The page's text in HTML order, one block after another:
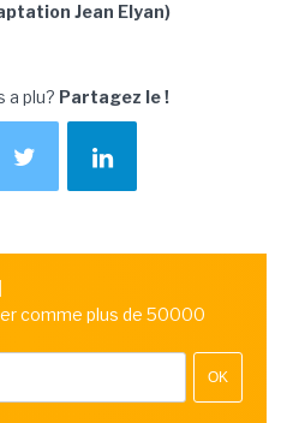
Jean Elyan)
a plu? Partagez le !
comme plus de 50000
OK